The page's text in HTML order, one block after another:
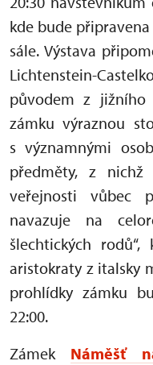
kde bude
sále. Výstava
Lichtenstein-
původem z jižního
zámku výraznou
s významnými
předměty, z nichž
veřejnosti vůbec
navazuje na
šlechtických
aristokraty z italsky
prohlídky zámku
22:00.
Zámek Náměšť